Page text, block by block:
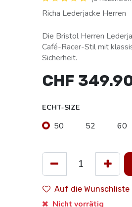
Richa Lederjacke Herren
Die Bristol Herren
Café-Racer-Stil mit
Sicherheit.
CHF
ECHT-SIZE
50 52 60
Auf die Wunschliste
Nicht vorrätig